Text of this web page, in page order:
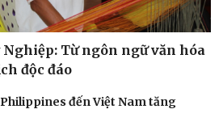
Nghiệp: Từ ngôn ngữ văn hóa
độc đáo
đến Việt Nam tăng